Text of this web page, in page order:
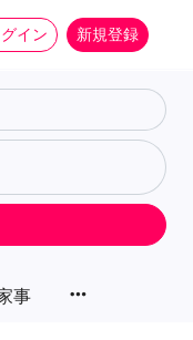
イン 新規登録
事 more_horiz